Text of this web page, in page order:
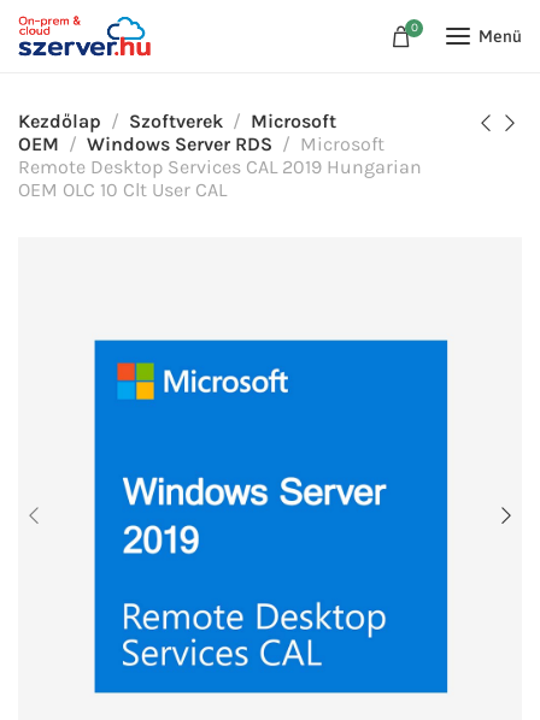
0 Menü
Kezdőlap Szoftverek
Microsoft
OEM
Windows Server RDS
Microsoft
Remote Desktop Services CAL 2019 Hungarian
OEM OLC 10 Clt User CAL